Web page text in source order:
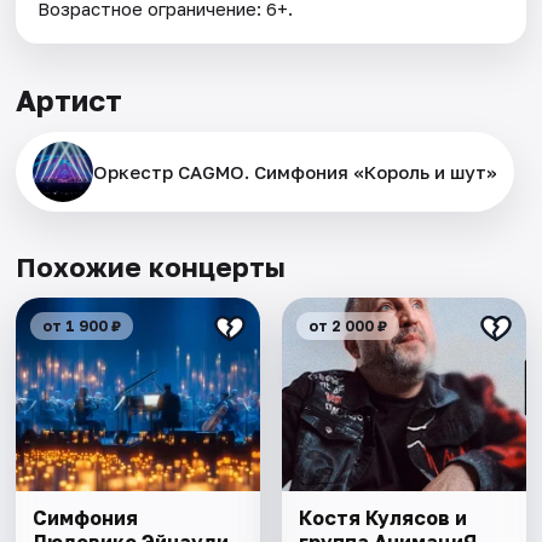
Возрастное ограничение: 6+.
Артист
Оркестр CAGMO. Симфония «Король и шут»
Похожие концерты
от 1 900 ₽
Симфония
от 2 000 ₽
Костя Кулясов и